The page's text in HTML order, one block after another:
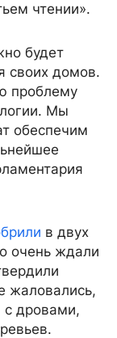
чтении».
будет
своих домов.
проблему
Мы
обеспечим
в двух
очень ждали
жаловались,
с дровами,